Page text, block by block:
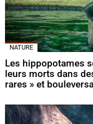
NATURE
Les hippopotames
leurs morts dans
rares » et